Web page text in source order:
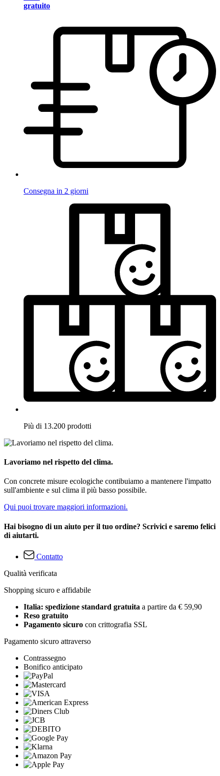
gratuito
Consegna in 2 giorni
Più di 13.200 prodotti
Lavoriamo nel rispetto del clima.
Con concrete misure ecologiche contibuiamo a mantenere l'impatto
sull'ambiente e sul clima il più basso possibile.
Qui puoi trovare maggiori informazioni.
Hai bisogno di un aiuto per il tuo ordine? Scrivici e saremo felici
di aiutarti.
Contatto
Qualità verificata
Shopping sicuro e affidabile
Italia: spedizione standard gratuita a partire da € 59,90
Reso gratuito
Pagamento sicuro con crittografia SSL
Pagamento sicuro attraverso
Contrassegno
Bonifico anticipato